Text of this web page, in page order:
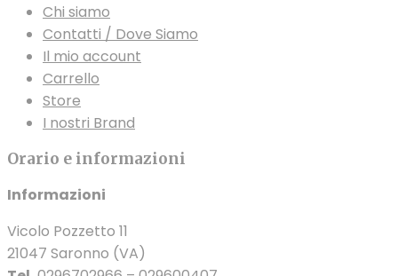
Chi siamo
Contatti / Dove Siamo
Il mio account
Carrello
Store
I nostri Brand
Orario e informazioni
Informazioni
Vicolo Pozzetto 11
21047 Saronno (VA)